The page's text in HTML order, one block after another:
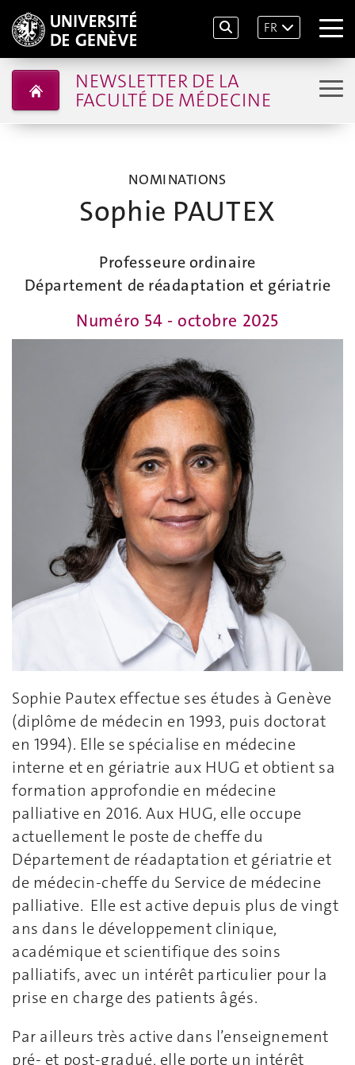
FR
NEWSLETTER DE LA
FACULTÉ DE MÉDECINE
NOMINATIONS
Sophie PAUTEX
Professeure ordinaire
Département de réadaptation et gériatrie
Numéro 54 - octobre 2025
Sophie Pautex effectue ses études à Genève
(diplôme de médecin en 1993, puis doctorat
en 1994). Elle se spécialise en médecine
interne et en gériatrie aux HUG et obtient sa
formation approfondie en médecine
palliative en 2016. Aux HUG, elle occupe
actuellement le poste de cheffe du
Département de réadaptation et gériatrie et
de médecin-cheffe du Service de médecine
palliative. Elle est active depuis plus de vingt
ans dans le développement clinique,
académique et scientifique des soins
palliatifs, avec un intérêt particulier pour la
prise en charge des patients âgés.
Par ailleurs très active dans l’enseignement
pré- et post-gradué, elle porte un intérêt